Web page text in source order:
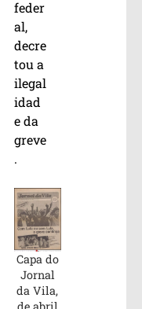
feder
al,
decre
tou a
ilegal
idad
e da
greve
.
Capa do
Jornal
da Vila,
de abril